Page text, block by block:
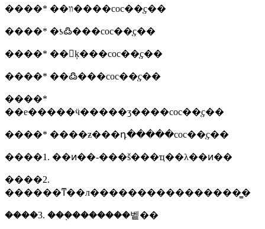
����* ��װ����coc��֤ҫ��
����* �ƾ߷���coc��֤ҫ��
����* ��𽨲ķ���coc��֤ҫ��
����* ��߷���coc��֤ҫ��
����*
��е�����ӵ�����ʒ����coc��֤ҫ��
����* ����ƶ���դ�����coc��֤ҫ��
����1. ��ͷ��-���š���ҵ��λ��ͷ��
����2.
������ͳ��л����������������̳�
����3. ���֤�������벹��